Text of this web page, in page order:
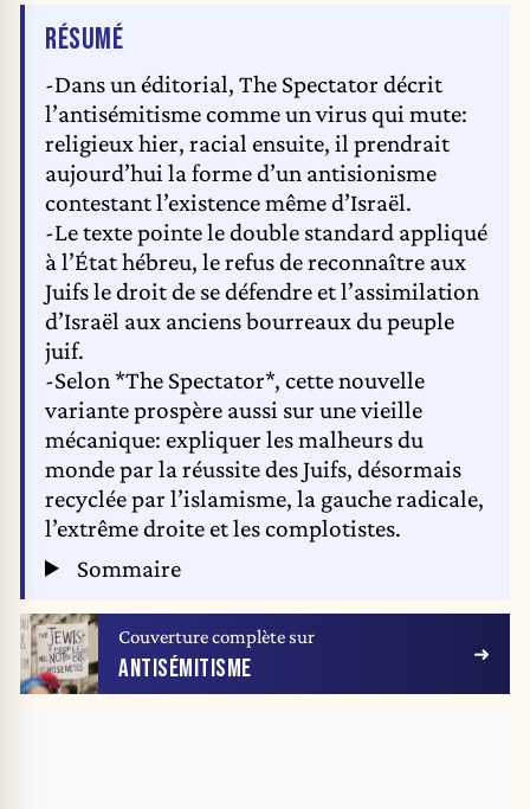
The firebombs were thrown through a window and started a brief blaze in
local government offices next door to the synagogue. The fire was quickly
RÉSUMÉDE L'ARTICLE
-Dans un éditorial, The Spectator décrit
l’antisémitisme comme un virus qui mute:
religieux hier, racial ensuite, il prendrait
aujourd’hui la forme d’un antisionisme
contestant l’existence même d’Israël.
-Le texte pointe le double standard appliqué
à l’État hébreu, le refus de reconnaître aux
Juifs le droit de se défendre et l’assimilation
d’Israël aux anciens bourreaux du peuple
juif.
-Selon *The Spectator*, cette nouvelle
variante prospère aussi sur une vieille
mécanique: expliquer les malheurs du
monde par la réussite des Juifs, désormais
recyclée par l’islamisme, la gauche radicale,
l’extrême droite et les complotistes.
Sommaire
Couverture complète sur
ANTISÉMITISME